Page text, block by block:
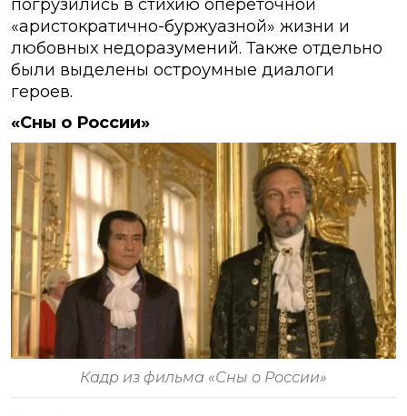
погрузились в стихию опереточной
«аристократично-буржуазной» жизни и
любовных недоразумений. Также отдельно
были выделены остроумные диалоги
героев.
«Сны о России»
Кадр из фильма «Сны о России»